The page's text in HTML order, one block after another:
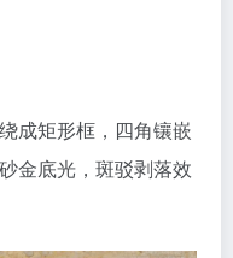
成矩形框，四角镶嵌
金底光，斑驳剥落效